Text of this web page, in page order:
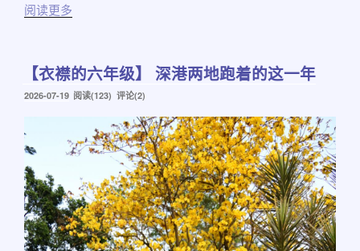
阅读更多
【衣襟的六年级】 深港两地跑着的这一年
发
2026-07-19 阅读(123) 评论(2)